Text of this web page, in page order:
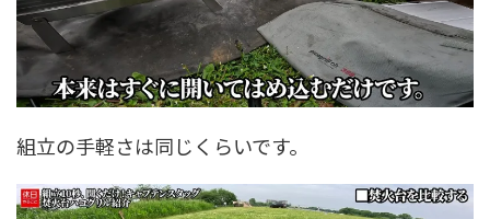
組立の手軽さは同じくらいです。